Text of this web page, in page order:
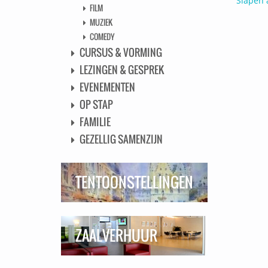
FILM
MUZIEK
COMEDY
CURSUS & VORMING
LEZINGEN & GESPREK
EVENEMENTEN
OP STAP
FAMILIE
GEZELLIG SAMENZIJN
TENTOONSTELLINGEN
ZAALVERHUUR